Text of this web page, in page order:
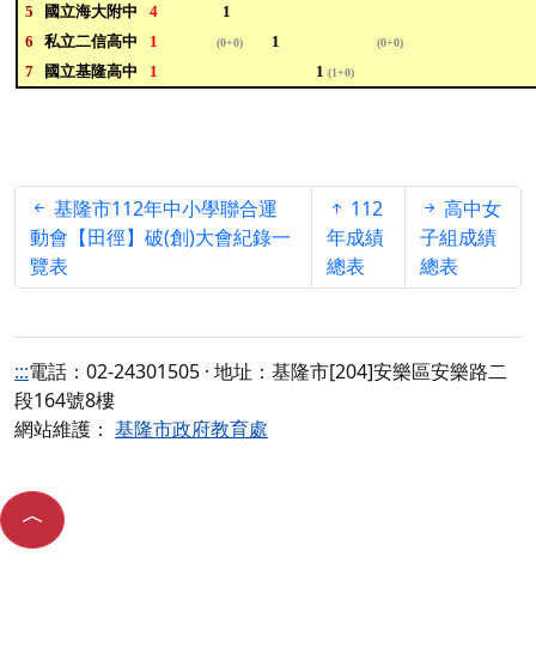
5
國立海大附中 4
1
6
私立二信高中 1 (0+0) 1 (0+0)
7 國立基隆高中 1 1 (1+0)
基隆市112年中小學聯合運
動會【田徑】破(創)大會紀錄一
覽表
112
年成績
總表
高中女
子組成績
總表
:::電話：02-24301505 · 地址：基隆市[204]安樂區安樂路二
段164號8樓
網站維護： 基隆市政府教育處